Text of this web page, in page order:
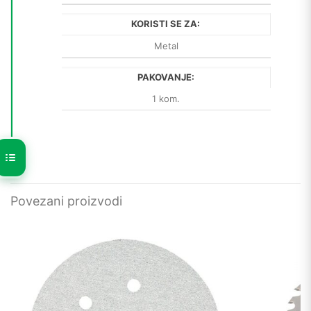
KORISTI SE ZA:
Metal
PAKOVANJE:
1 kom.
Povezani proizvodi